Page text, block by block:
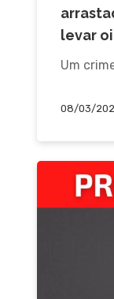
levar
Um
08/03/